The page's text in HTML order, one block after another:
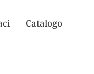
Catalogo